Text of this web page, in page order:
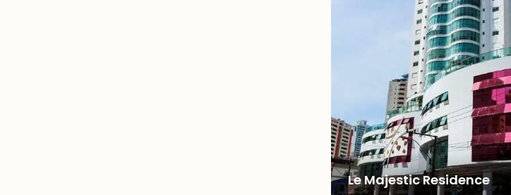
Le Majestic Residence